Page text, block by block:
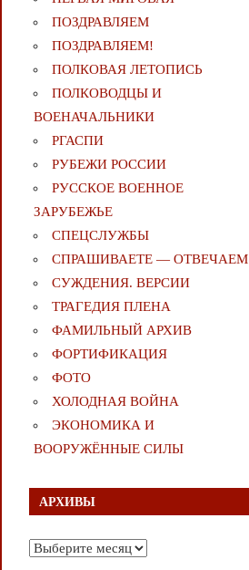
ПОЗДРАВЛЯЕМ
ПОЗДРАВЛЯЕМ!
ПОЛКОВАЯ ЛЕТОПИСЬ
ПОЛКОВОДЦЫ И
ВОЕНАЧАЛЬНИКИ
РГАСПИ
РУБЕЖИ РОССИИ
РУССКОЕ ВОЕННОЕ
ЗАРУБЕЖЬЕ
СПЕЦСЛУЖБЫ
СПРАШИВАЕТЕ — ОТВЕЧАЕМ
СУЖДЕНИЯ. ВЕРСИИ
ТРАГЕДИЯ ПЛЕНА
ФАМИЛЬНЫЙ АРХИВ
ФОРТИФИКАЦИЯ
ФОТО
ХОЛОДНАЯ ВОЙНА
ЭКОНОМИКА И
ВООРУЖЁННЫЕ СИЛЫ
АРХИВЫ
Архивы